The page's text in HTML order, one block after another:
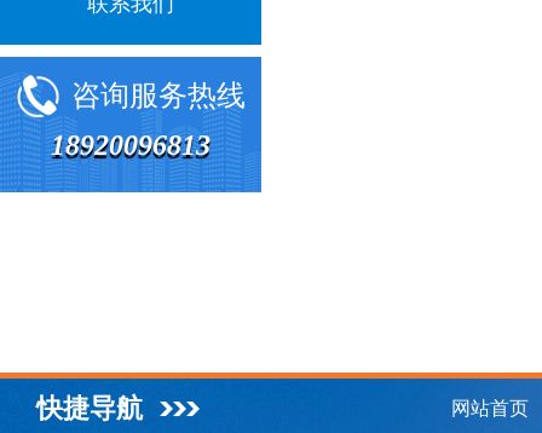
咨询服务热线
18920096813
快捷导航 网站首页